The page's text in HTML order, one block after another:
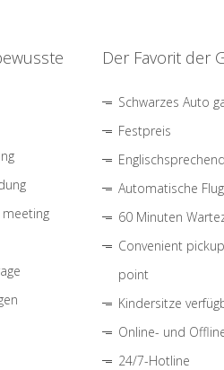
Der Favorit der
Schwarzes Auto
Festpreis
Automatische
60 Minuten
Convenient
point
Kindersitze
Online- und
24/7-Hotline